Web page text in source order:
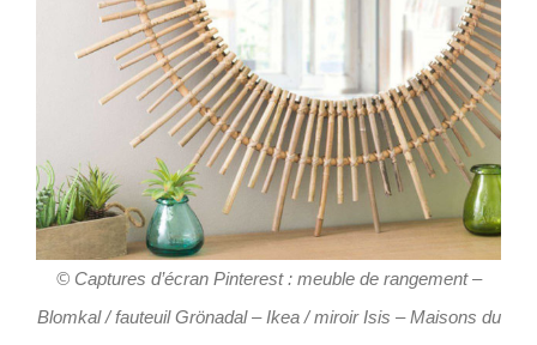
© Captures d’écran Pinterest : meuble de rangement –
Blomkal / fauteuil Grönadal – Ikea / miroir Isis – Maisons du